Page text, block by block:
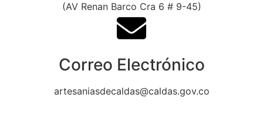
(AV Renan Barco Cra 6 # 9-45)
Correo Electrónico
artesaniasdecaldas@caldas.gov.co